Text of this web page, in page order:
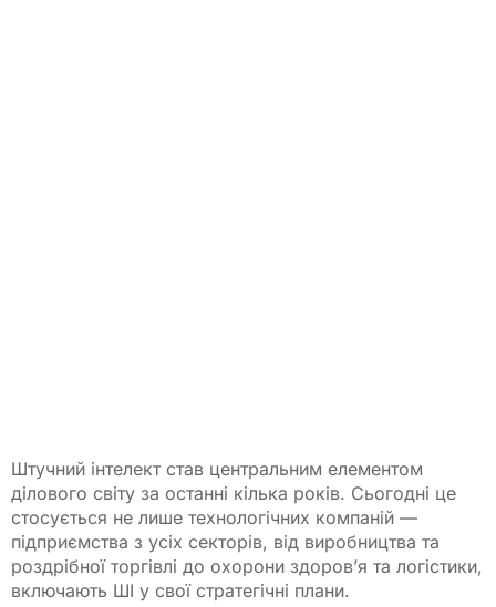
Штучний інтелект став центральним елементом
ділового світу за останні кілька років. Сьогодні це
стосується не лише технологічних компаній —
підприємства з усіх секторів, від виробництва та
роздрібної торгівлі до охорони здоров’я та логістики,
включають ШІ у свої стратегічні плани.